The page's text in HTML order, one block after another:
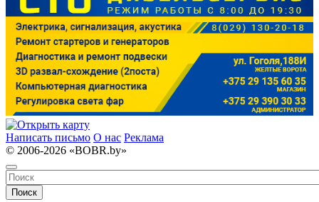
Написать письмо О нас Реклама
© 2006-2026 «BOBR.by»
Поиск